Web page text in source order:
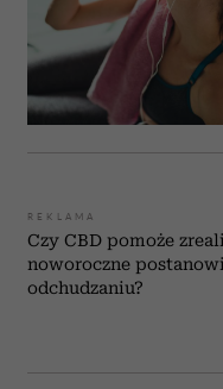
REKLAMA
Czy CBD pomoże
noworoczne
odchudzaniu?